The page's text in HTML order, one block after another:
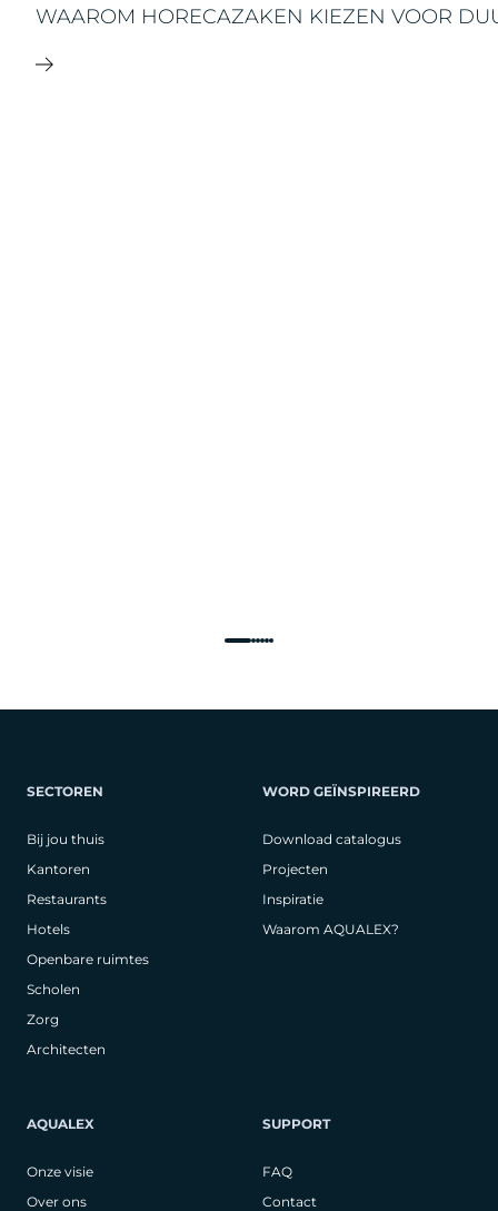
WAAROM HORECAZAKEN KIEZEN VOOR
SECTOREN
Bij jou thuis
Kantoren
Restaurants
Hotels
Openbare ruimtes
Scholen
Zorg
Architecten
WORD GEÏNSPIREERD
Download catalogus
Projecten
Inspiratie
Waarom AQUALEX?
AQUALEX
Onze visie
Over ons
SUPPORT
FAQ
Contact